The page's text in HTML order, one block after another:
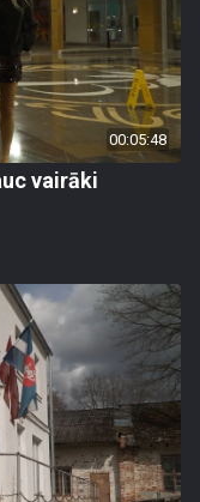
00:05:48
vairāki